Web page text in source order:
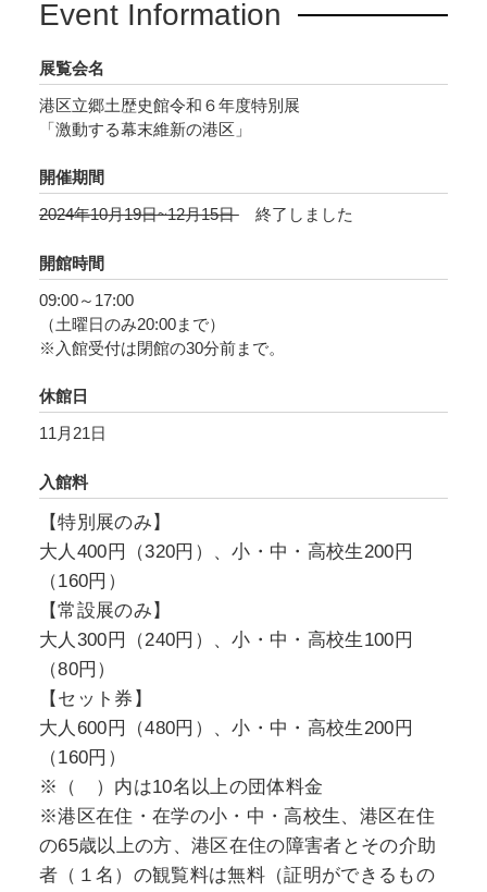
た大事件の舞台となった重要な地の一つです。
本展では港区域と深く関係し、日本の歴史にも
大きく影響した諸事件を通じて、幕末維新期の
歴史を振り返ります。
Event Information
展覧会名
港区立郷土歴史館令和６年度特別展
「激動する幕末維新の港区」
開催期間
2024年10月19日~12月15日
終了しました
開館時間
09:00～17:00
（土曜日のみ20:00まで）
※入館受付は閉館の30分前まで。
休館日
11月21日
入館料
【特別展のみ】
大人400円（320円）、小・中・高校生200円
（160円）
【常設展のみ】
大人300円（240円）、小・中・高校生100円
（80円）
【セット券】
大人600円（480円）、小・中・高校生200円
（160円）
※（ ）内は10名以上の団体料金
※港区在住・在学の小・中・高校生、港区在住
の65歳以上の方、港区在住の障害者とその介助
者（１名）の観覧料は無料（証明ができるもの